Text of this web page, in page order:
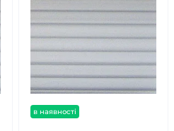
в наявності